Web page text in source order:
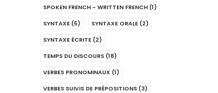
SPOKEN FRENCH - WRITTEN FRENCH (1)
SYNTAXE (5) SYNTAXE ORALE (2)
SYNTAXE ÉCRITE (2)
TEMPS DU DISCOURS (18)
VERBES PRONOMINAUX (1)
VERBES SUIVIS DE PRÉPOSITIONS (3)